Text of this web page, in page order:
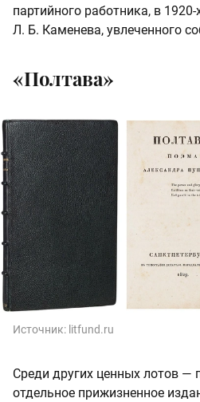
партийного работника, в 1920-
Л. Б. Каменева, увлеченного
«Полтава»
Источник: litfund.ru
Среди других ценных лотов —
отдельное прижизненное